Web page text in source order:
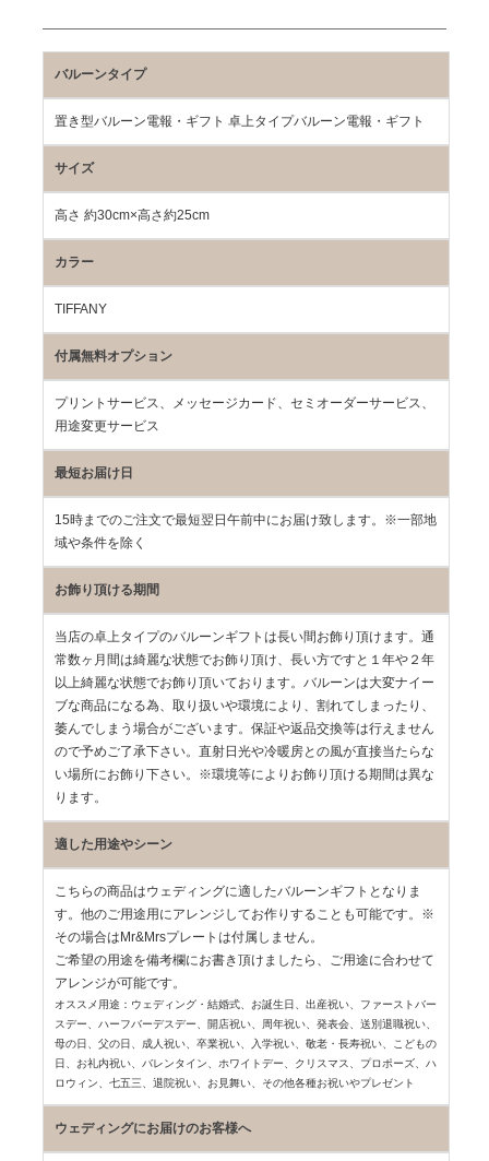
バルーンタイプ
置き型バルーン電報・ギフト 卓上タイプバルーン電報・ギフト
サイズ
高さ 約30cm×高さ約25cm
カラー
TIFFANY
付属無料オプション
プリントサービス、メッセージカード、セミオーダーサービス、
用途変更サービス
最短お届け日
15時までのご注文で最短翌日午前中にお届け致します。※一部地
域や条件を除く
お飾り頂ける期間
当店の卓上タイプのバルーンギフトは長い間お飾り頂けます。通
常数ヶ月間は綺麗な状態でお飾り頂け、長い方ですと１年や２年
以上綺麗な状態でお飾り頂いております。バルーンは大変ナイー
ブな商品になる為、取り扱いや環境により、割れてしまったり、
萎んでしまう場合がございます。保証や返品交換等は行えません
ので予めご了承下さい。直射日光や冷暖房との風が直接当たらな
い場所にお飾り下さい。※環境等によりお飾り頂ける期間は異な
ります。
適した用途やシーン
こちらの商品はウェディングに適したバルーンギフトとなりま
す。他のご用途用にアレンジしてお作りすることも可能です。 ※
その場合はMr&Mrsプレートは付属しません。
ご希望の用途を備考欄にお書き頂けましたら、ご用途に合わせて
アレンジが可能です。
オススメ用途：ウェディング・結婚式、お誕生日、出産祝い、ファーストバー
スデー、ハーフバーデスデー、開店祝い、周年祝い、発表会、送別退職祝い、
母の日、父の日、 成人祝い、卒業祝い、入学祝い、敬老・長寿祝い、こどもの
日、お礼内祝い、 バレンタイン、ホワイトデー、クリスマス、プロポーズ、ハ
ロウィン、七五三、退院祝い、お見舞い、その他各種お祝いやプレゼント
ウェディングにお届けのお客様へ